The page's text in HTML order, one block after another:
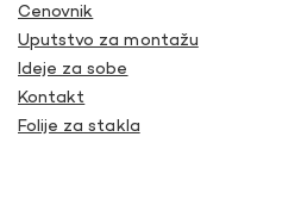
Cenovnik
Uputstvo za montažu
Ideje za sobe
Kontakt
Folije za stakla